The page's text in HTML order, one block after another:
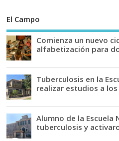
El Campo
Comienza un nuevo
alfabetización para
Tuberculosis en la
realizar estudios a
Alumno de la Escuela
tuberculosis y